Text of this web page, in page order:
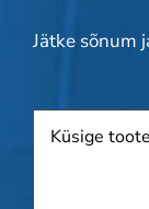
Jätke sõnum